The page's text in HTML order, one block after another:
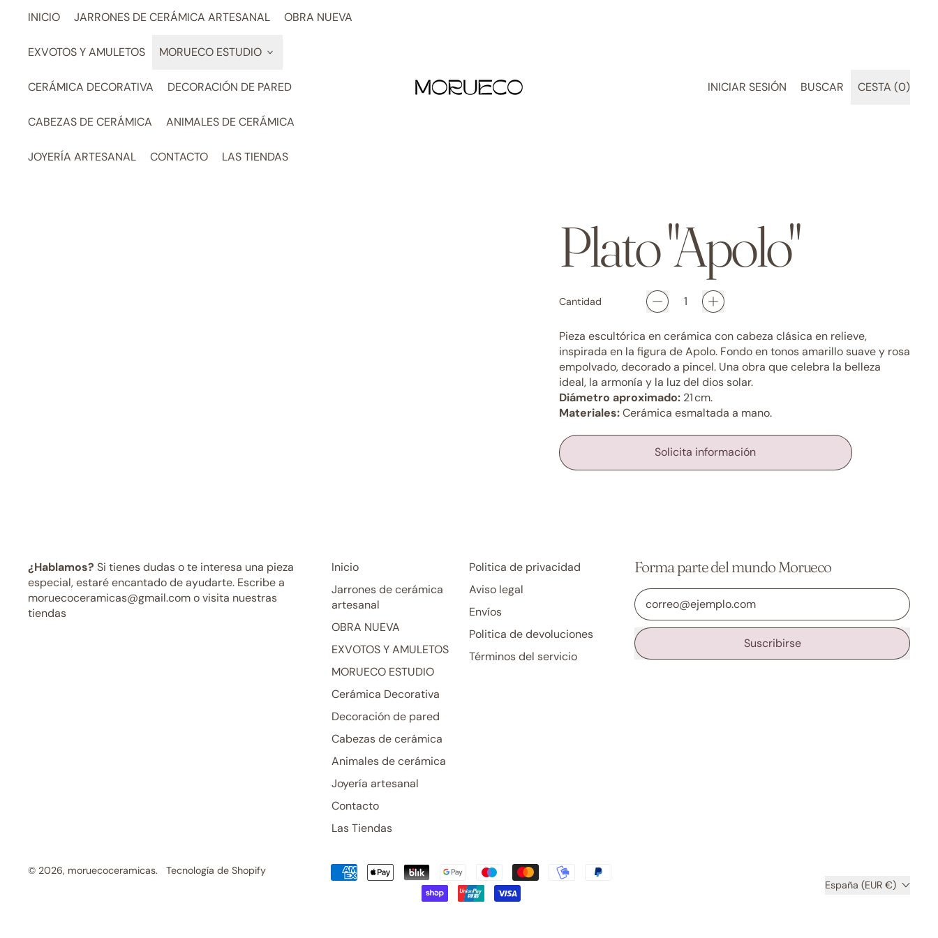
INICIO JARRONES DE CERÁMICA ARTESANAL OBRA NUEVA
EXVOTOS Y AMULETOS MORUECO ESTUDIO
CERÁMICA DECORATIVA DECORACIÓN DE PARED
CABEZAS DE CERÁMICA ANIMALES DE CERÁMICA
JOYERÍA ARTESANAL CONTACTO LAS TIENDAS
INICIAR SESIÓN
BUSCAR
BUSCAR CESTA (0)
ARTÍCULOS
Plato "Apolo"
Cantidad
Pieza escultórica en cerámica con cabeza clásica en relieve,
inspirada en la figura de Apolo. Fondo en tonos amarillo suave y rosa
empolvado, decorado a pincel. Una obra que celebra la belleza
ideal, la armonía y la luz del dios solar.
Diámetro aproximado:21 cm.
Materiales:Cerámica esmaltada a mano.
Solicita información
¿Hablamos? Si tienes dudas o te interesa una pieza
especial, estaré encantado de ayudarte. Escribe a
moruecoceramicas@gmail.com o visita nuestras
tiendas
Inicio
Jarrones de cerámica
artesanal
OBRA NUEVA
EXVOTOS Y AMULETOS
MORUECO ESTUDIO
Cerámica Decorativa
Decoración de pared
Cabezas de cerámica
Animales de cerámica
Joyería artesanal
Contacto
Las Tiendas
Politica de privacidad
Aviso legal
Envíos
Politica de devoluciones
Términos del servicio
Forma parte del mundo Morueco
Dirección de correo electrónico
Suscribirse
© 2026, moruecoceramicas. Tecnología de Shopify
Pagos
País/región España (EUR €)